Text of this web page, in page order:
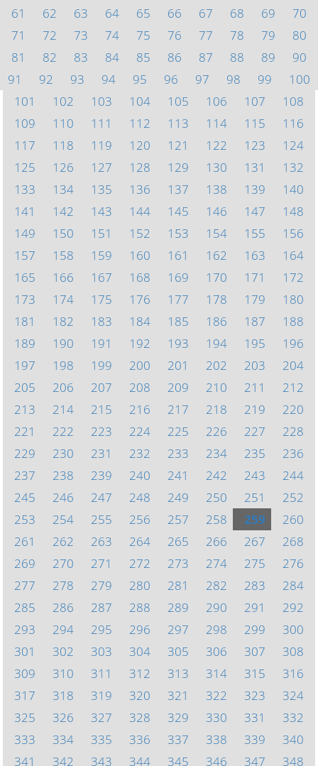
61
62 63 64 65 66 67 68 69
70
71
72 73 74 75 76 77 78 79
80
81
82 83 84 85 86 87 88 89
90
91
92 93 94 95 96 97 98 99
100
101
102 103 104 105 106 107
108
109
110 111 112 113 114 115
116
117
118 119 120 121 122 123
124
125
126 127 128 129 130 131
132
133
134 135 136 137 138 139
140
141
142 143 144 145 146 147
148
149
150 151 152 153 154 155
156
157
158 159 160 161 162 163
164
165
166 167 168 169 170 171
172
173
174 175 176 177 178 179
180
181
182 183 184 185 186 187
188
189
190 191 192 193 194 195
196
197
198 199 200 201 202 203
204
205
206 207 208 209 210 211
212
213
214 215 216 217 218 219
220
221
222 223 224 225 226 227
228
229
230 231 232 233 234 235
236
237
238 239 240 241 242 243
244
245
246 247 248 249 250 251
252
253
254 255 256 257 258 259
260
261
262 263 264 265 266 267
268
269
270 271 272 273 274 275
276
277
278 279 280 281 282 283
284
285
286 287 288 289 290 291
292
293
294 295 296 297 298 299
300
301
302 303 304 305 306 307
308
309
310 311 312 313 314 315
316
317
318 319 320 321 322 323
324
325
326 327 328 329 330 331
332
333
334 335 336 337 338 339
340
341
342 343 344 345 346 347 348